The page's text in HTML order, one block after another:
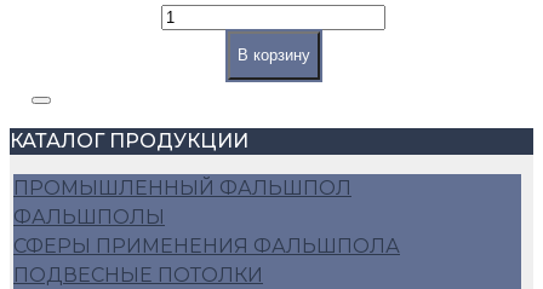
В корзину
КАТАЛОГ ПРОДУКЦИИ
ПРОМЫШЛЕННЫЙ ФАЛЬШПОЛ
ФАЛЬШПОЛЫ
СФЕРЫ ПРИМЕНЕНИЯ ФАЛЬШПОЛА
ПОДВЕСНЫЕ ПОТОЛКИ